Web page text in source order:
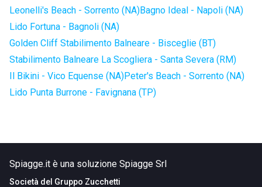
Leonelli's Beach - Sorrento (NA)Bagno Ideal - Napoli (NA)
Lido Fortuna - Bagnoli (NA)
Golden Cliff Stabilimento Balneare - Bisceglie (BT)
Stabilimento Balneare La Scogliera - Santa Severa (RM)
Il Bikini - Vico Equense (NA)Peter's Beach - Sorrento (NA)
Lido Punta Burrone - Favignana (TP)
Spiagge.it è una soluzione Spiagge Srl
Società del Gruppo Zucchetti